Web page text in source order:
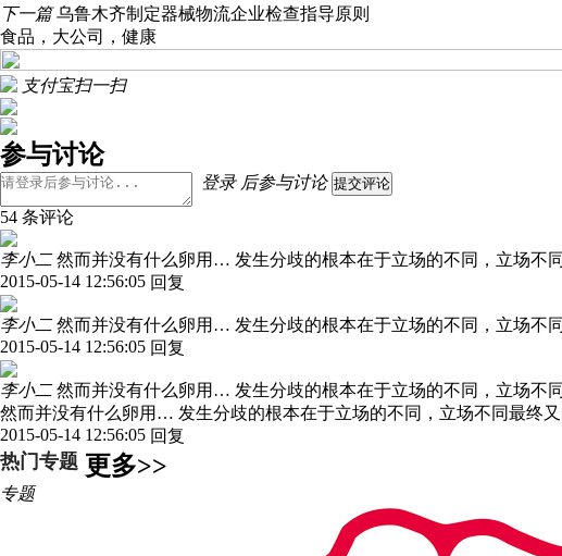
下一篇 乌鲁木齐制定器械物流企业检查指导原则
食品 ， 大公司 ， 健康
支付宝扫一扫
参与讨论
登录后参与讨论 提交评论
54 条评论
李小二然而并没有什么卵用… 发生分歧的根本在于立场的不同，立场不
2015-05-14 12:56:05 回复
李小二然而并没有什么卵用… 发生分歧的根本在于立场的不同，立场不
2015-05-14 12:56:05 回复
李小二然而并没有什么卵用… 发生分歧的根本在于立场的不同，立场不
然而并没有什么卵用… 发生分歧的根本在于立场的不同，立场不同最终
2015-05-14 12:56:05 回复
热门专题 更多>>
专题